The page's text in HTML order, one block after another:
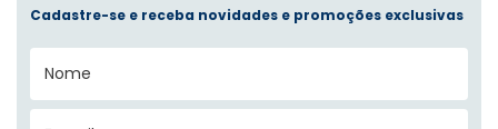
Cadastre-se e receba novidades e promoções exclusivas